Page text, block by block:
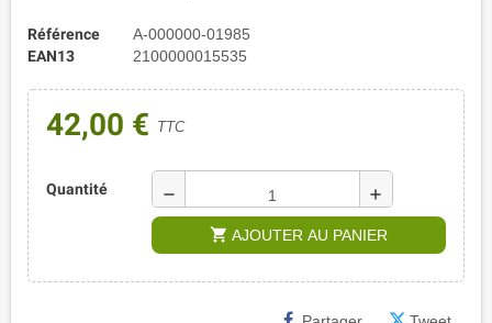
Référence
A-000000-01985
EAN13
2100000015535
42,00 € TTC
Quantité remove add
shopping_cart AJOUTER AU PANIER